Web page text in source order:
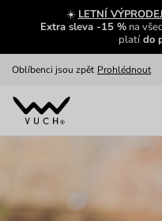
☀️ LETNÍ VÝPRODEJ
Extra sleva -15 % na
platído
Zajímavosti ze světa Vuch:
Zobrazit
Oblíbenci jsou zpět Prohlédnout
Nech se inspirovat